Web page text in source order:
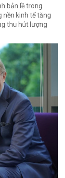
bản lề trong
nền kinh tế tăng
thu hút lượng